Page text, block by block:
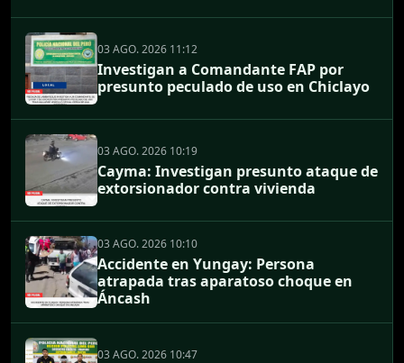
03 AGO. 2026 11:12
Investigan a Comandante FAP por
presunto peculado de uso en Chiclayo
03 AGO. 2026 10:19
Cayma: Investigan presunto ataque de
extorsionador contra vivienda
03 AGO. 2026 10:10
Accidente en Yungay: Persona
atrapada tras aparatoso choque en
Áncash
03 AGO. 2026 10:47